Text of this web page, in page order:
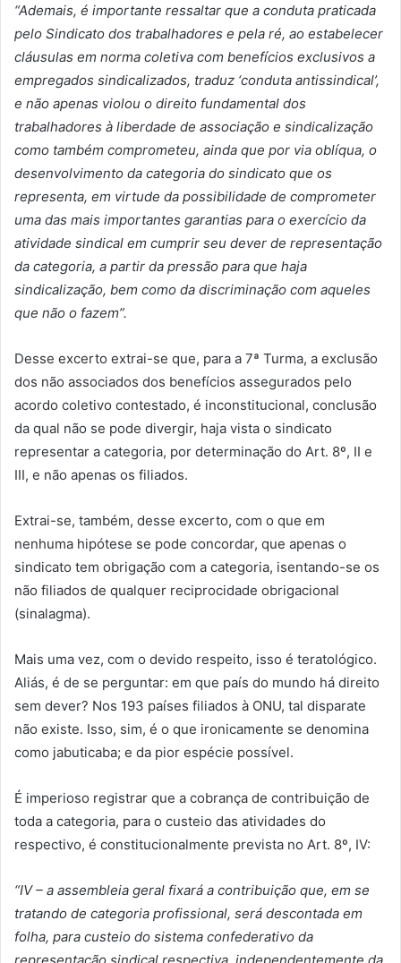
“Ademais, é importante ressaltar que a conduta praticada
pelo Sindicato dos trabalhadores e pela ré, ao estabelecer
cláusulas em norma coletiva com benefícios exclusivos a
empregados sindicalizados, traduz ‘conduta antissindical’,
e não apenas violou o direito fundamental dos
trabalhadores à liberdade de associação e sindicalização
como também comprometeu, ainda que por via oblíqua, o
desenvolvimento da categoria do sindicato que os
representa, em virtude da possibilidade de comprometer
uma das mais importantes garantias para o exercício da
atividade sindical em cumprir seu dever de representação
da categoria, a partir da pressão para que haja
sindicalização, bem como da discriminação com aqueles
que não o fazem”.
Desse excerto extrai-se que, para a 7ª Turma, a exclusão
dos não associados dos benefícios assegurados pelo
acordo coletivo contestado, é inconstitucional, conclusão
da qual não se pode divergir, haja vista o sindicato
representar a categoria, por determinação do Art. 8º, II e
III, e não apenas os filiados.
Extrai-se, também, desse excerto, com o que em
nenhuma hipótese se pode concordar, que apenas o
sindicato tem obrigação com a categoria, isentando-se os
não filiados de qualquer reciprocidade obrigacional
(sinalagma).
Mais uma vez, com o devido respeito, isso é teratológico.
Aliás, é de se perguntar: em que país do mundo há direito
sem dever? Nos 193 países filiados à ONU, tal disparate
não existe. Isso, sim, é o que ironicamente se denomina
como jabuticaba; e da pior espécie possível.
É imperioso registrar que a cobrança de contribuição de
toda a categoria, para o custeio das atividades do
respectivo, é constitucionalmente prevista no Art. 8º, IV:
“IV – a assembleia geral fixará a contribuição que, em se
tratando de categoria profissional, será descontada em
folha, para custeio do sistema confederativo da